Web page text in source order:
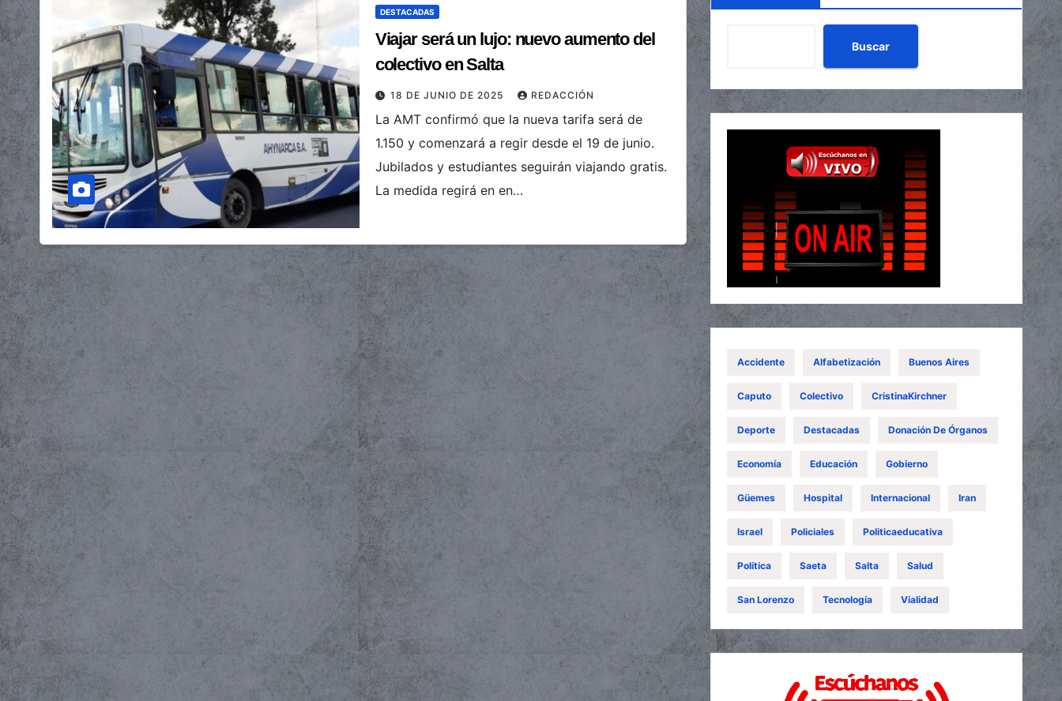
DESTACADAS
Viajar será un lujo: nuevo aumento del
colectivo en Salta
18 DE JUNIO DE 2025 REDACCIÓN
La AMT confirmó que la nueva tarifa será de
1.150 y comenzará a regir desde el 19 de junio.
Jubilados y estudiantes seguirán viajando gratis.
La medida regirá en en…
Buscar
Accidente Alfabetización Buenos Aires
Caputo Colectivo CristinaKirchner
Deporte Destacadas Donación De Órganos
Economía Educación Gobierno
Güemes Hospital Internacional Iran
Israel Policiales Politicaeducativa
Política Saeta Salta Salud
San Lorenzo Tecnología Vialidad